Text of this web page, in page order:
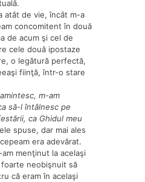
atât de vie, încât m-a
concomitent în două
de acum şi cel de
cele două ipostaze
o legătură perfectă,
fiinţă, într-o stare
m-am
să-l întâlnesc pe
ca Ghidul meu
spuse, dar mai ales
era adevărat.
menţinut la acelaşi
neobişnuit să
că eram în acelaşi